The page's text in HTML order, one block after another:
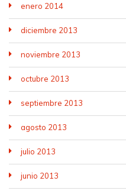
enero 2014
diciembre 2013
noviembre 2013
octubre 2013
septiembre 2013
agosto 2013
julio 2013
junio 2013